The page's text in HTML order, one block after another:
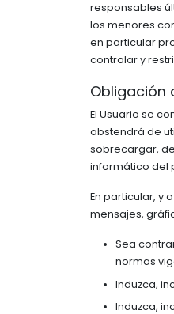
responsables
los menores
en particular
controlar y
Obligación
El Usuario se
abstendrá de
sobrecargar,
informático del
En particular, y
mensajes,
Sea
normas
Induzca,
Induzca,